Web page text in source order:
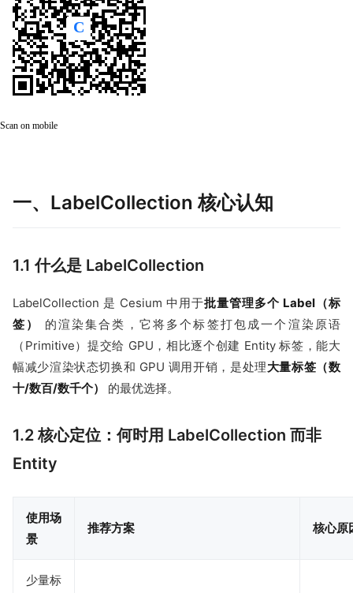
Scan on mobile
一、LabelCollection 核心认知
1.1 什么是 LabelCollection
LabelCollection 是 Cesium 中用于批量管理多个 Label（标
签）
的渲染集合类，它将多个标签打包成一个渲染原语
（Primitive）提交给 GPU，相比逐个创建 Entity 标签，能大
幅减少渲染状态切换和 GPU 调用开销，是处理大量标签（数
十/数百/数千个）
的最优选择。
1.2 核心定位：何时用 LabelCollection 而非
Entity
使用场
景
推荐方案 核心原
少量标